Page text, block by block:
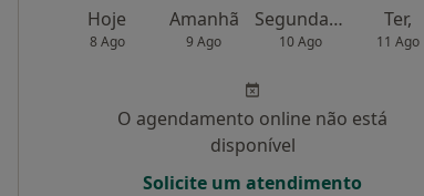
Hoje
8 Ago
Amanhã
9 Ago
Segunda-feira
10 Ago
Ter,
11 Ago
O agendamento online não está
disponível
Solicite um atendimento